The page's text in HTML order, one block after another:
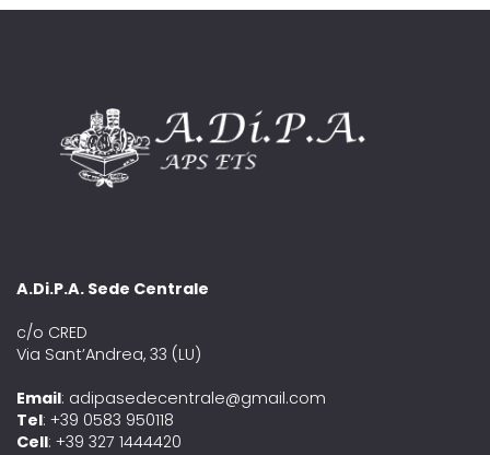
A.Di.P.A. Sede Centrale
c/o CRED
Via Sant’Andrea, 33 (LU)
Email: adipasedecentrale@gmail.com
Tel: +39 0583 950118
Cell: +39 327 1444420